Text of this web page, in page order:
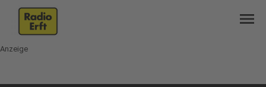
menu
Anzeige